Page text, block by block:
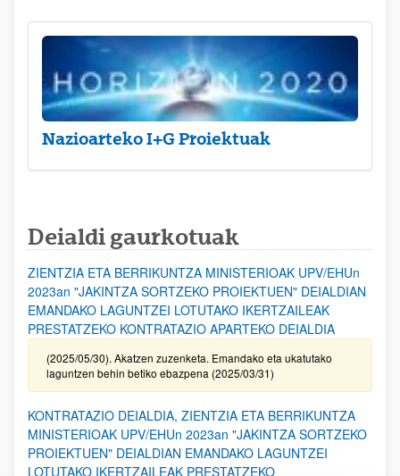
Nazioarteko I+G Proiektuak
Deialdi gaurkotuak
ZIENTZIA ETA BERRIKUNTZA MINISTERIOAK UPV/EHUn
2023an "JAKINTZA SORTZEKO PROIEKTUEN" DEIALDIAN
EMANDAKO LAGUNTZEI LOTUTAKO IKERTZAILEAK
PRESTATZEKO KONTRATAZIO APARTEKO DEIALDIA
(2025/05/30). Akatzen zuzenketa. Emandako eta ukatutako
laguntzen behin betiko ebazpena (2025/03/31)
KONTRATAZIO DEIALDIA, ZIENTZIA ETA BERRIKUNTZA
MINISTERIOAK UPV/EHUn 2023an "JAKINTZA SORTZEKO
PROIEKTUEN" DEIALDIAN EMANDAKO LAGUNTZEI
LOTUTAKO IKERTZAILEAK PRESTATZEKO